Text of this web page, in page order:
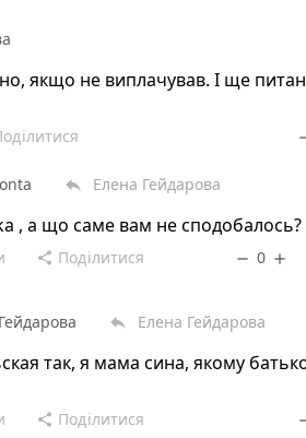
якщо не виплачував. І ще
reply Елена Гейдарова
, а що саме вам не сподобалось?
share Поділитися remove 0 add
reply Елена Гейдарова
так, я мама сина, якому
share Поділитися